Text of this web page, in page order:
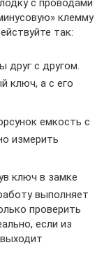
клемму
так:
друг с другом.
ключ, а с его
емкость с
измерить
ключ в замке
выполняет
проверить
если из